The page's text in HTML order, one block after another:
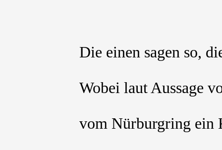
Die einen sagen so,
Wobei laut Aussage
vom Nürburgring